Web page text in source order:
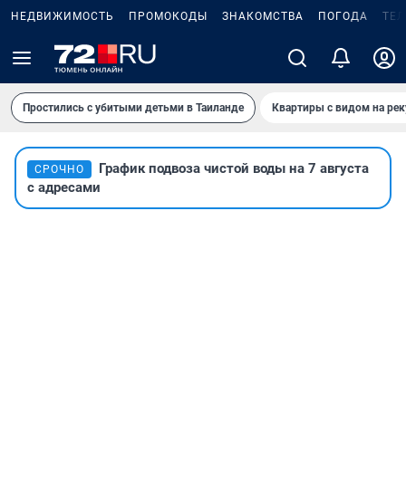
НЕДВИЖИМОСТЬ ПРОМОКОДЫ ЗНАКОМСТВА ПОГОДА
Простились с убитыми детьми в Таиланде Квартиры с видом на
СРОЧНО
График подвоза чистой воды на 7 августа
с адресами